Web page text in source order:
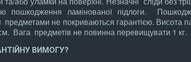
пошкодження ламінованої підлоги.
предметами не покриваються гарантією. Висота
Вага предметів не повинна перевищувати 1 кг.
ВИМОГУ?